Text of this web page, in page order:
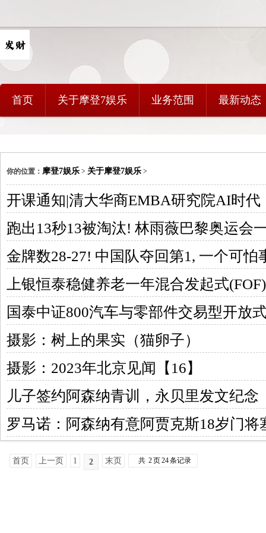
首页 关于摩登7娱乐 业务范围 最新动态
你的位置： 摩登7娱乐 > 关于摩登7娱乐 >
开课通知|清大华商EMBA研究院AI时代
跑出13秒13被淘汰! 林雨薇巴黎奥运会
金牌数28-27! 中国队夺回第1, 一个可怕
点
上银恒泰稳健养老一年混合发起式
年混合发起式(FOF)Y: 上银恒泰稳健养
发起式基金中基金(FOF)托管协议
国泰中证800汽车与零部件交易型开放
式联接基金基金合同
摄影：树上的果实（猫卵子）
摄影：2023年北京见闻【16】
儿子签约阿森纳青训，永贝里发文纪念
罗马诺：阿森纳有意阿贾克斯18岁门将
首页 上一页 1 2 末页 共 2页24条记录